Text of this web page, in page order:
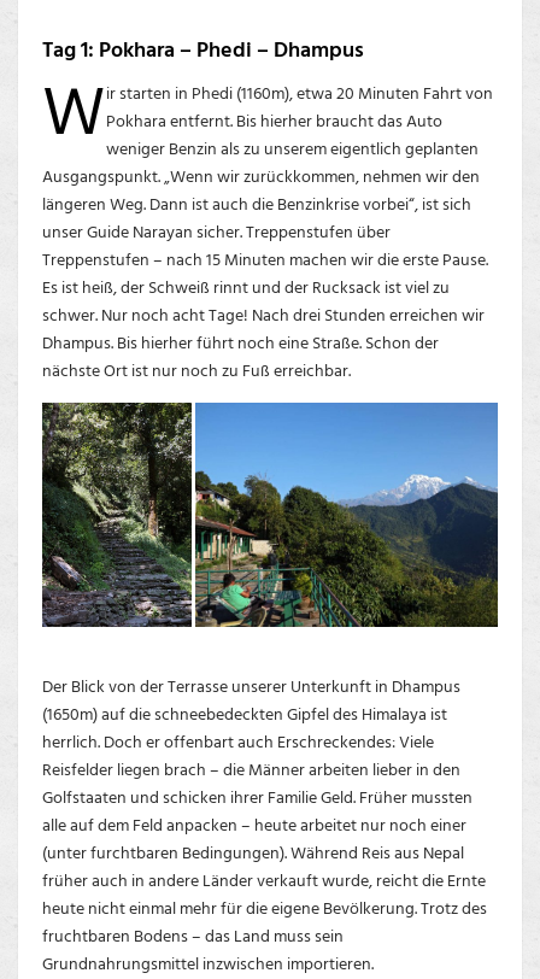
Tag 1: Pokhara – Phedi – Dhampus
Wir starten in Phedi (1160m), etwa 20 Minuten Fahrt von
Pokhara entfernt. Bis hierher braucht das Auto
weniger Benzin als zu unserem eigentlich geplanten
Ausgangspunkt. „Wenn wir zurückkommen, nehmen wir den
längeren Weg. Dann ist auch die Benzinkrise vorbei“, ist sich
unser Guide Narayan sicher. Treppenstufen über
Treppenstufen – nach 15 Minuten machen wir die erste Pause.
Es ist heiß, der Schweiß rinnt und der Rucksack ist viel zu
schwer. Nur noch acht Tage! Nach drei Stunden erreichen wir
Dhampus. Bis hierher führt noch eine Straße. Schon der
nächste Ort ist nur noch zu Fuß erreichbar.
Der Blick von der Terrasse unserer Unterkunft in Dhampus
(1650m) auf die schneebedeckten Gipfel des Himalaya ist
herrlich. Doch er offenbart auch Erschreckendes: Viele
Reisfelder liegen brach – die Männer arbeiten lieber in den
Golfstaaten und schicken ihrer Familie Geld. Früher mussten
alle auf dem Feld anpacken – heute arbeitet nur noch einer
(unter furchtbaren Bedingungen). Während Reis aus Nepal
früher auch in andere Länder verkauft wurde, reicht die Ernte
heute nicht einmal mehr für die eigene Bevölkerung. Trotz des
fruchtbaren Bodens – das Land muss sein
Grundnahrungsmittel inzwischen importieren.